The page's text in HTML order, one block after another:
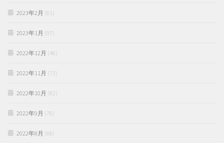
2023年2月 (81)
2023年1月 (97)
2022年12月 (46)
2022年11月 (73)
2022年10月 (82)
2022年9月 (78)
2022年8月 (88)